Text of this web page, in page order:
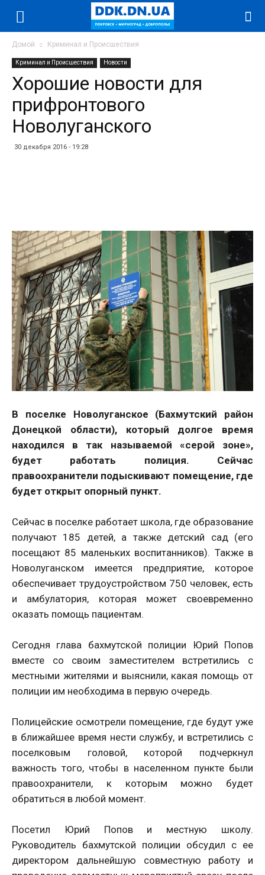
Домой Криминал и Происшествия
Криминал и Происшествия Новости
Хорошие новости для
прифронтового
Новолуганского
30 декабря 2016 - 19:28
В поселке Новолуганское (Бахмутский район
Донецкой области), который долгое время
находился в так называемой «серой зоне»,
будет работать полиция. Сейчас
правоохранители подыскивают помещение, где
будет открыт опорный пункт.
Сейчас в поселке работает школа, где образование
получают 185 детей, а также детский сад (его
посещают 85 маленьких воспитанников). Также в
Новолуганском имеется предприятие, которое
обеспечивает трудоустройством 750 человек, есть
и амбулатория, которая может своевременно
оказать помощь пациентам.
Сегодня глава бахмутской полиции Юрий Попов
вместе со своим заместителем встретились с
местными жителями и выяснили, какая помощь от
полиции им необходима в первую очередь.
Полицейские осмотрели помещение, где будут уже
в ближайшее время нести службу, и встретились с
поселковым головой, которой подчеркнул
важность того, чтобы в населенном пункте были
правоохранители, к которым можно будет
обратиться в любой момент.
Посетил Юрий Попов и местную школу.
Руководитель бахмутской полиции обсудил с ее
директором дальнейшую совместную работу и